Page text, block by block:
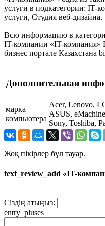
услуги в подкатегории: IT-
услуги, Студия веб-дизайна.
Всю информацию в
IT-компании «IT-
бизнес портале Казахстана
Дополнительная
марка
компьютера
Acer, Lenovo,
ASUS,
Sony, Toshiba,
Жоқ пікірлер бұл тауар.
text_review_add «IT-
Сіздің атыңыз:
entry_pluses